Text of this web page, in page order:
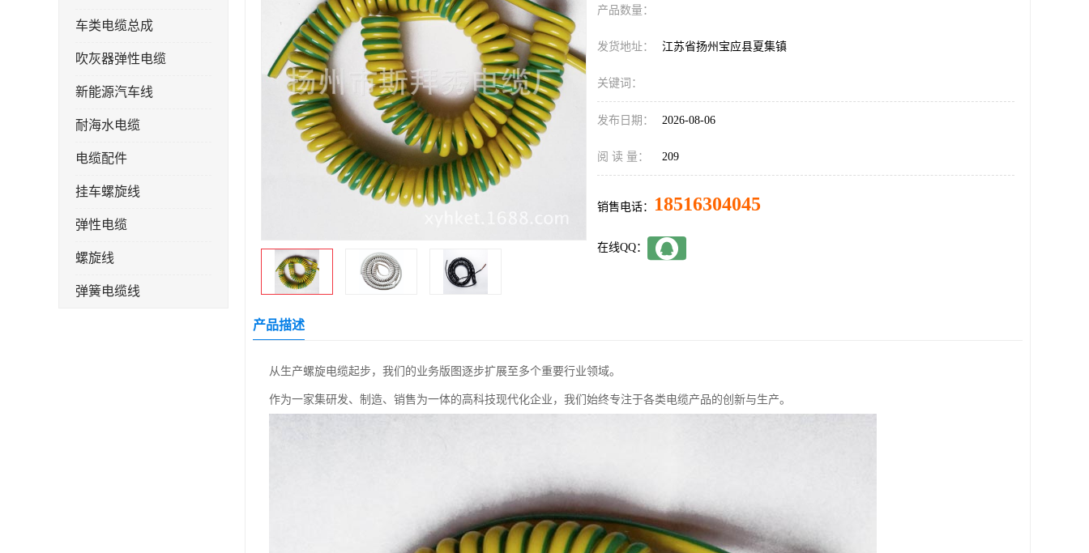
车类电缆总成
吹灰器弹性电缆
新能源汽车线
耐海水电缆
电缆配件
挂车螺旋线
弹性电缆
螺旋线
弹簧电缆线
产品数量：
发货地址： 江苏省扬州宝应县夏集镇
关键词：
发布日期： 2026-08-06
阅 读 量： 209
销售电话： 18516304045
在线QQ：
产品描述
从生产螺旋电缆起步，我们的业务版图逐步扩展至多个重要行业领域。
作为一家集研发、制造、销售为一体的高科技现代化企业，我们始终专注于各类电缆产品的创新与生产。